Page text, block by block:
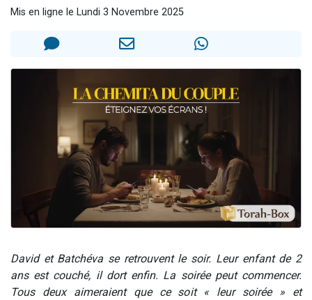
Mis en ligne le Lundi 3 Novembre 2025
David et Batchéva se retrouvent le soir. Leur enfant de 2
ans est couché, il dort enfin. La soirée peut commencer.
Tous deux aimeraient que ce soit « leur soirée » et